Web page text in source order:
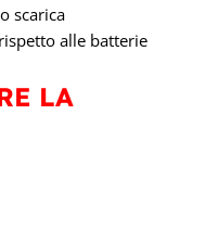
scarica
alle batterie
LA